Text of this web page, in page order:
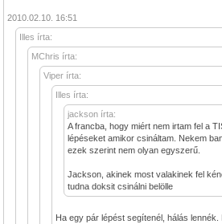
2010.02.10. 16:51
Illes írta:
MChris írta:
Viper írta:
Illes írta:
jackson írta:
A francba, hogy miért nem irtam fel a
lépéseket amikor csináltam. Nekem
ezek szerint nem olyan egyszerű.
Jackson, akinek most valakinek fel
tudna doksit csinálni belölle
Ha egy pár lépést segítenél, hálás lennék.